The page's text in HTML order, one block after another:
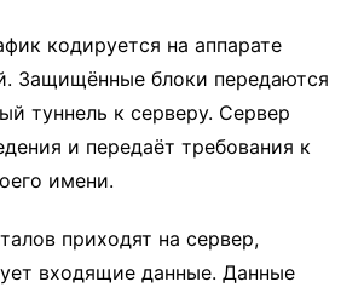
кодируется на аппарате
Защищённые блоки передаются
туннель к серверу. Сервер
и передаёт требования к
имени.
приходят на сервер,
входящие данные. Данные